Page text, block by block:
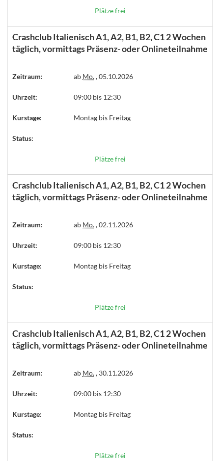
Plätze frei
Crashclub Italienisch A1, A2, B1, B2, C1 2 Wochen
täglich, vormittags Präsenz- oder Onlineteilnahme
Zeitraum: ab Mo., 05.10.2026
Uhrzeit: 09:00 bis 12:30
Kurstage: Montag bis Freitag
Status:
Plätze frei
Crashclub Italienisch A1, A2, B1, B2, C1 2 Wochen
täglich, vormittags Präsenz- oder Onlineteilnahme
Zeitraum: ab Mo., 02.11.2026
Uhrzeit: 09:00 bis 12:30
Kurstage: Montag bis Freitag
Status:
Plätze frei
Crashclub Italienisch A1, A2, B1, B2, C1 2 Wochen
täglich, vormittags Präsenz- oder Onlineteilnahme
Zeitraum: ab Mo., 30.11.2026
Uhrzeit: 09:00 bis 12:30
Kurstage: Montag bis Freitag
Status:
Plätze frei